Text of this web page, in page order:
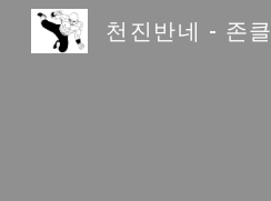
천진반네 - 존클